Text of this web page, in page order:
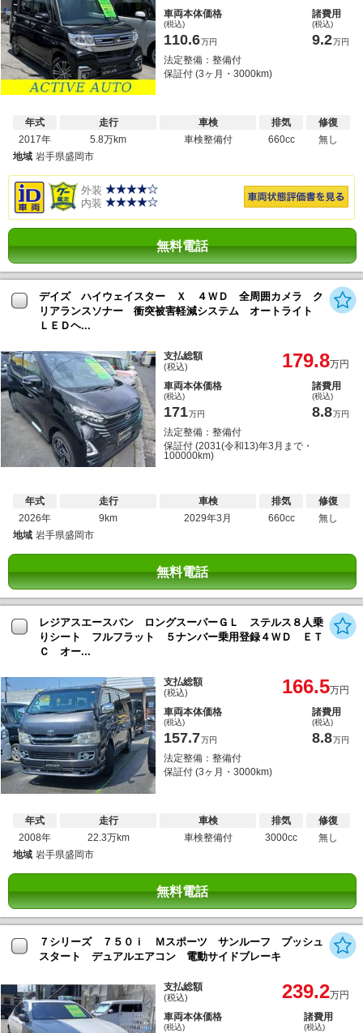
車両本体価格
(税込)
110.6万円
諸費用
(税込)
9.2万円
法定整備：整備付
保証付 (3ヶ月・3000km)
年式
2017年
走行
5.8万km
車検
車検整備付
排気
660cc
修復
無し
地域 岩手県盛岡市
外装
内装
無料電話
デイズ ハイウェイスター Ｘ ４ＷＤ 全周囲カメラ ク
リアランスソナー 衝突被害軽減システム オートライト
ＬＥＤヘ...
支払総額
(税込) 179.8万円
車両本体価格
(税込)
171万円
諸費用
(税込)
8.8万円
法定整備：整備付
保証付 (2031(令和13)年3月まで・
100000km)
年式
2026年
走行
9km
車検
2029年3月
排気
660cc
修復
無し
地域 岩手県盛岡市
無料電話
レジアスエースバン ロングスーパーＧＬ ステルス８人乗
りシート フルフラット ５ナンバー乗用登録４ＷＤ ＥＴ
Ｃ オー...
支払総額
(税込) 166.5万円
車両本体価格
(税込)
157.7万円
諸費用
(税込)
8.8万円
法定整備：整備付
保証付 (3ヶ月・3000km)
年式
2008年
走行
22.3万km
車検
車検整備付
排気
3000cc
修復
無し
地域 岩手県盛岡市
無料電話
７シリーズ ７５０ｉ Ｍスポーツ サンルーフ プッシュ
スタート デュアルエアコン 電動サイドブレーキ
支払総額
(税込) 239.2万円
車両本体価格
(税込)
諸費用
(税込)